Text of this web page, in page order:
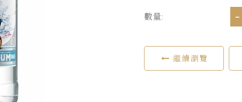
數量: -
繼續瀏覽